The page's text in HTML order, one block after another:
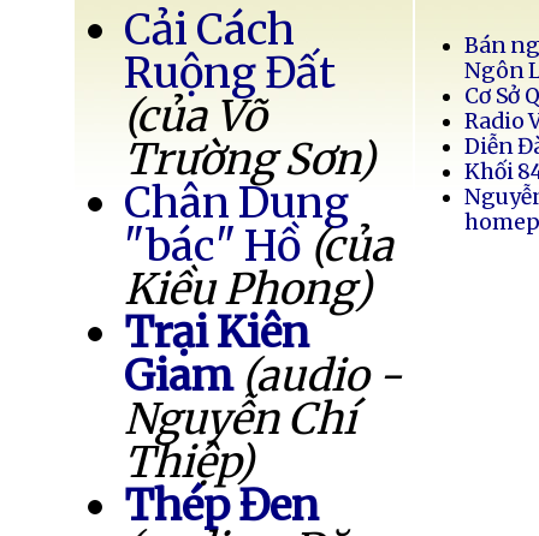
Cải Cách
Ruộng Đất
(của Võ
Trường Sơn)
Chân Dung
"bác" Hồ (của
Kiều Phong)
Trại Kiên
Giam (audio -
Nguyễn Chí
Thiệp)
Thép Đen
Bán
Ngôn
Cơ Sở
Radio
Diễn
Khối